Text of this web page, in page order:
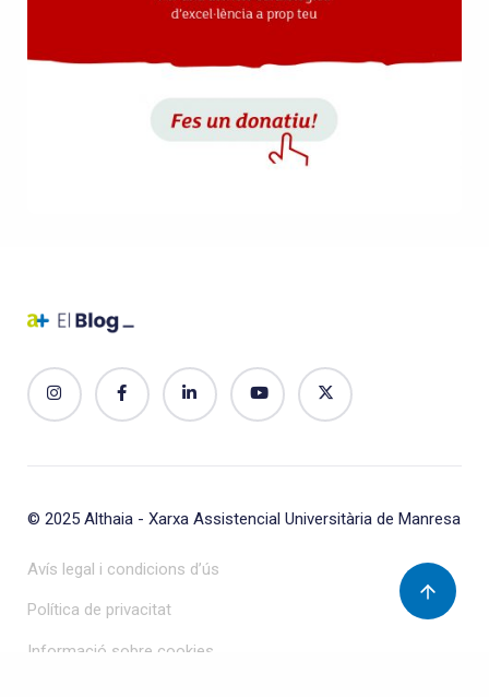
© 2025 Althaia - Xarxa Assistencial Universitària de Manresa
Avís legal i condicions d’ús
Política de privacitat
Informació sobre cookies